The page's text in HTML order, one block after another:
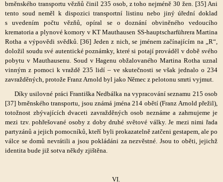
brněnského transportu vězňů činil 235 osob, z toho nejméně 30 žen. [35] Ani
tento soud neměl k dispozici transportní listinu nebo jiný úřední doklad
s uvedením počtu vězňů, opíral se o doznání obviněného vedoucího
krematoria a plynové komory v KT Mauthausen SS-hauptscharführera Martina
Rotha a výpovědi svědků. [36] Jeden z nich, se jménem začínajícím na „R“,
doložil soudu své autentické poznámky, které si potají prováděl v době svého
pobytu v Mauthausenu. Soud v Hagenu obžalovaného Martina Rotha uznal
vinným z pomoci k vraždě 235 lidí – ve skutečnosti se však jednalo o 234
zavražděných, protože Franz Arnold byl jako Němec z pelotonu smrti vyjmut.
Díky usilovné práci Františka Nedbálka na vypracování seznamu 215 osob
[37] brněnského transportu, jsou známá jména 214 obětí (Franz Arnold přežil),
totožnost zbývajících dvaceti zavražděných osob neznáme a zahrnujeme je
mezi tzv. pohřešované osoby z doby druhé světové války. Je mezi nimi řada
partyzánů a jejich pomocníků, kteří byli prokazatelně zatčeni gestapem, ale po
válce se domů nevrátili a jsou pokládáni za nezvěstné. Jsou to oběti, jejichž
identita bude již sotva někdy zjištěna.
VI.